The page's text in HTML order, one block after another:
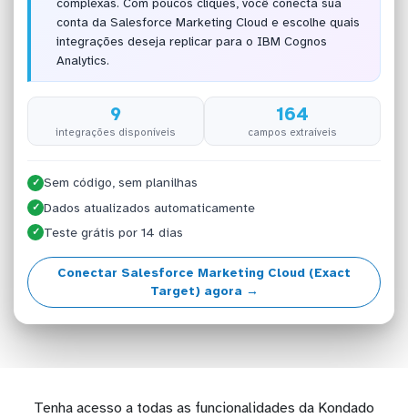
complexas. Com poucos cliques, você conecta sua
conta da Salesforce Marketing Cloud e escolhe quais
integrações deseja replicar para o IBM Cognos
Analytics.
9
integrações disponíveis
164
campos extraíveis
✓ Sem código, sem planilhas
✓ Dados atualizados automaticamente
✓ Teste grátis por 14 dias
Conectar Salesforce Marketing Cloud (Exact
Target) agora →
Tenha acesso a todas as funcionalidades da Kondado